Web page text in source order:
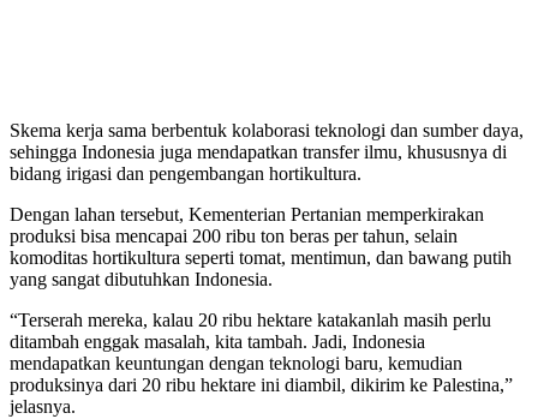
Skema kerja sama berbentuk kolaborasi teknologi dan sumber daya,
sehingga Indonesia juga mendapatkan transfer ilmu, khususnya di
bidang irigasi dan pengembangan hortikultura.
Dengan lahan tersebut, Kementerian Pertanian memperkirakan
produksi bisa mencapai 200 ribu ton beras per tahun, selain
komoditas hortikultura seperti tomat, mentimun, dan bawang putih
yang sangat dibutuhkan Indonesia.
“Terserah mereka, kalau 20 ribu hektare katakanlah masih perlu
ditambah enggak masalah, kita tambah. Jadi, Indonesia
mendapatkan keuntungan dengan teknologi baru, kemudian
produksinya dari 20 ribu hektare ini diambil, dikirim ke Palestina,”
jelasnya.